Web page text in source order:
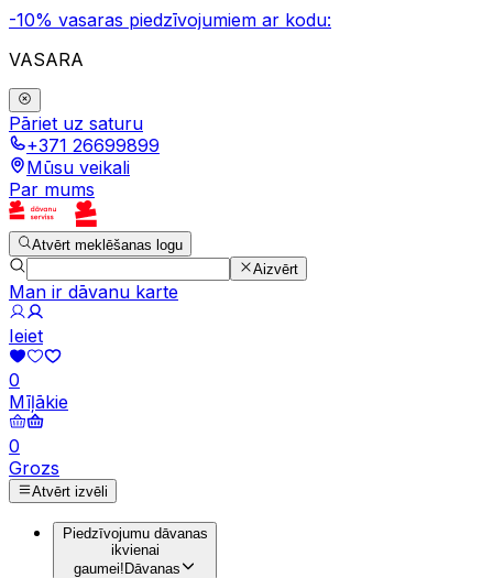
-10% vasaras piedzīvojumiem ar kodu:
VASARA
Pāriet uz saturu
+371 26699899
Mūsu veikali
Par mums
Atvērt meklēšanas logu
Aizvērt
Man ir dāvanu karte
Ieiet
0
Mīļākie
0
Grozs
Atvērt izvēli
Piedzīvojumu dāvanas
ikvienai
gaumei!Dāvanas